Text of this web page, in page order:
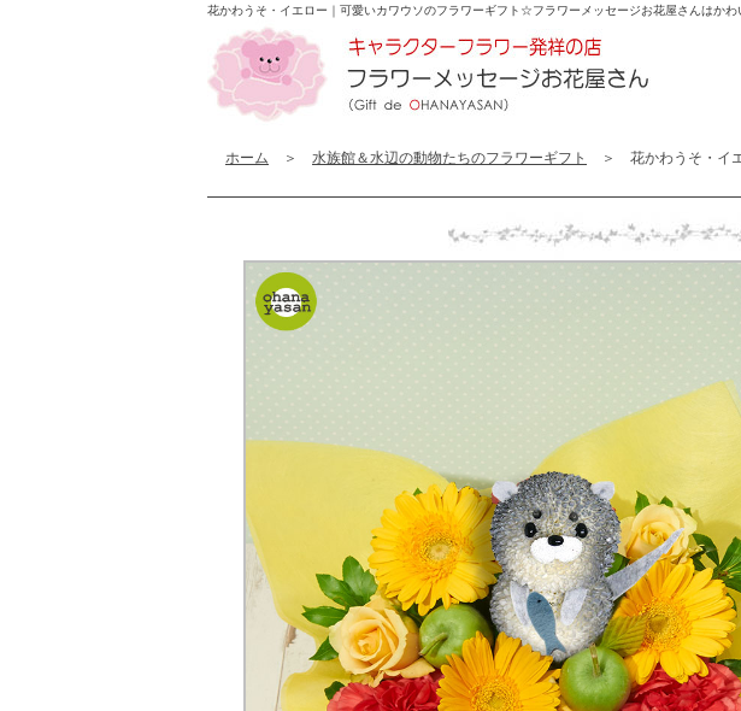
花かわうそ・イエロー｜可愛いカワウソのフラワーギフト☆フラワーメッセージお花屋さんはか
ホーム ＞ 水族館＆水辺の動物たちのフラワーギフト ＞ 花かわうそ・イ